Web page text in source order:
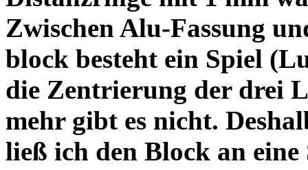
Zwischen Alu-Fassung
block besteht ein Spiel
die Zentrierung der drei
mehr gibt es nicht.
ließ ich den Block an eine